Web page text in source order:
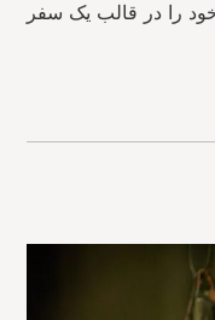
را در قالب یک سفر